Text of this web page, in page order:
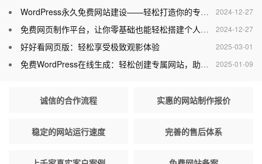
2024-12-27
WordPress永久免费网站建设——轻松打造你的专属网站
2024-12-27
免费网页制作平台，让你零基础也能轻松搭建个人网站
2025-03-01
好好看网页版：轻松享受极致观影体验
2025-01-09
免费WordPress在线生成：轻松创建专属网站，助力个人与企业腾飞
诚信的合作流程 实惠的网站制作报价
稳定的网站运行速度 完善的售后体系